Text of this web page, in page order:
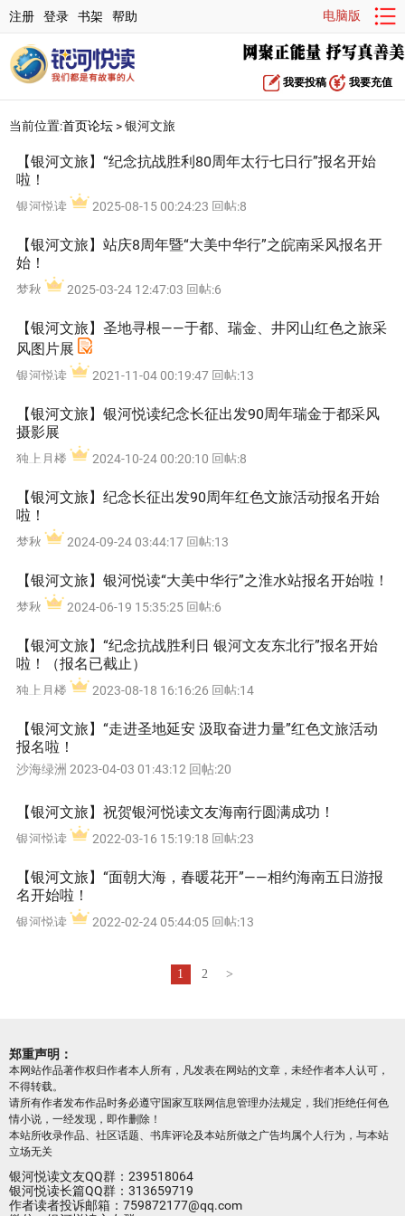
注册 登录 书架 帮助 电脑版
我要投稿 我要充值
当前位置:首页论坛 > 银河文旅
【银河文旅】“纪念抗战胜利80周年太行七日行”报名开始
啦！
银河悦读 2025-08-15 00:24:23 回帖:8
【银河文旅】站庆8周年暨“大美中华行”之皖南采风报名开
始！
梦秋 2025-03-24 12:47:03 回帖:6
【银河文旅】圣地寻根——于都、瑞金、井冈山红色之旅采
风图片展
银河悦读 2021-11-04 00:19:47 回帖:13
【银河文旅】银河悦读纪念长征出发90周年瑞金于都采风
摄影展
独上月楼 2024-10-24 00:20:10 回帖:8
【银河文旅】纪念长征出发90周年红色文旅活动报名开始
啦！
梦秋 2024-09-24 03:44:17 回帖:13
【银河文旅】银河悦读“大美中华行”之淮水站报名开始啦！
梦秋 2024-06-19 15:35:25 回帖:6
【银河文旅】“纪念抗战胜利日 银河文友东北行”报名开始
啦！（报名已截止）
独上月楼 2023-08-18 16:16:26 回帖:14
【银河文旅】“走进圣地延安 汲取奋进力量”红色文旅活动
报名啦！
沙海绿洲 2023-04-03 01:43:12 回帖:20
【银河文旅】祝贺银河悦读文友海南行圆满成功！
银河悦读 2022-03-16 15:19:18 回帖:23
【银河文旅】“面朝大海，春暖花开”——相约海南五日游报
名开始啦！
银河悦读 2022-02-24 05:44:05 回帖:13
1 2 >
郑重声明：
本网站作品著作权归作者本人所有，凡发表在网站的文章，未经作者本人认可，
不得转载。
请所有作者发布作品时务必遵守国家互联网信息管理办法规定，我们拒绝任何色
情小说，一经发现，即作删除！
本站所收录作品、社区话题、书库评论及本站所做之广告均属个人行为，与本站
立场无关
银河悦读文友QQ群：239518064
银河悦读长篇QQ群：313659719
作者读者投诉邮箱：759872177@qq.com